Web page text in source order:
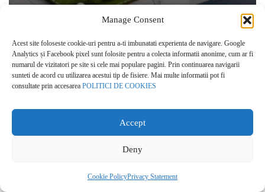
Manage Consent
Acest site foloseste cookie-uri pentru a-ti imbunatati experienta de navigare. Google
Analytics și Facebook pixel sunt folosite pentru a colecta informatii anonime, cum ar fi
numarul de vizitatori pe site si cele mai populare pagini. Prin continuarea navigarii
sunteti de acord cu utilizarea acestui tip de fisiere. Mai multe informatii pot fi
consultate prin accesarea POLITICI DE COOKIES
Accept
Deny
Cookie PolicyPrivacy Statement
rezidențiale de peste un miliard de euro